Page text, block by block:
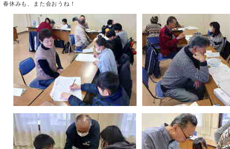
春休みも、また会おうね！